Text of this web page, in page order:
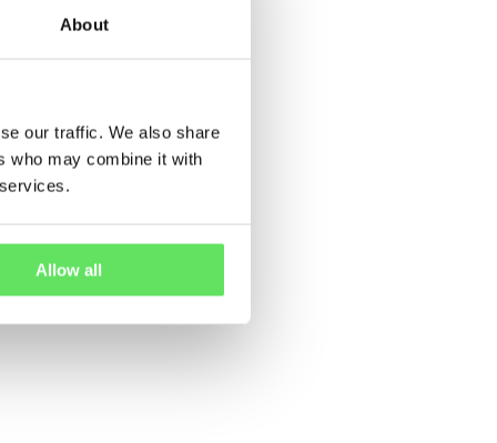
About
our traffic. We also share
who may combine it with
Allow all